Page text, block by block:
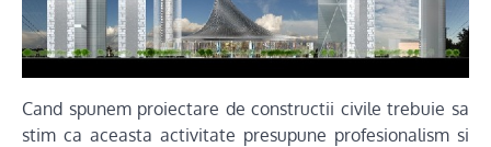
Cand spunem proiectare de constructii civile trebuie sa
stim ca aceasta activitate presupune profesionalism si